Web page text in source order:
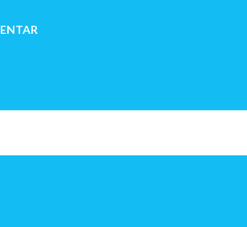
mengapa ingin